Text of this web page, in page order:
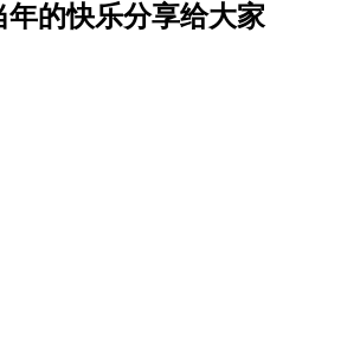
的快乐分享给大家